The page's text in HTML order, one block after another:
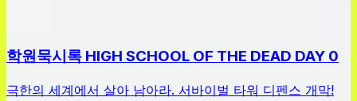
학원묵시록 HIGH SCHOOL OF THE DEAD DAY 0
극한의 세계에서 살아 남아라. 서바이벌 타워 디펜스 개막!